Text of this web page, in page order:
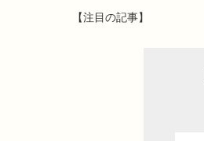
【注目の記事】